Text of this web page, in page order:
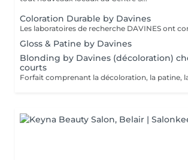
Coloration Durable by Davines
Gloss & Patine by Davines
Blonding by Davines (décoloration)
courts